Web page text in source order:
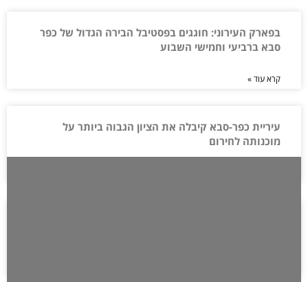
בפארק העירוני: חוגגים בפסטיבל הבירה הגדול של כפר
סבא ברביעי וחמישי השבוע
קרא עוד »
עיריית כפר-סבא קיבלה את הציון הגבוה ביותר על
מוכנותה לחירום